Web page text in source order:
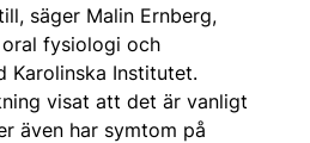
säger Malin Ernberg,
fysiologi och
Karolinska Institutet.
visat att det är vanligt
även har symtom på